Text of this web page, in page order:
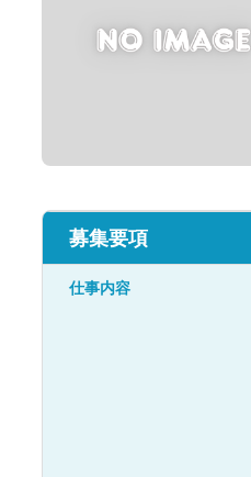
募集要項
仕事内容